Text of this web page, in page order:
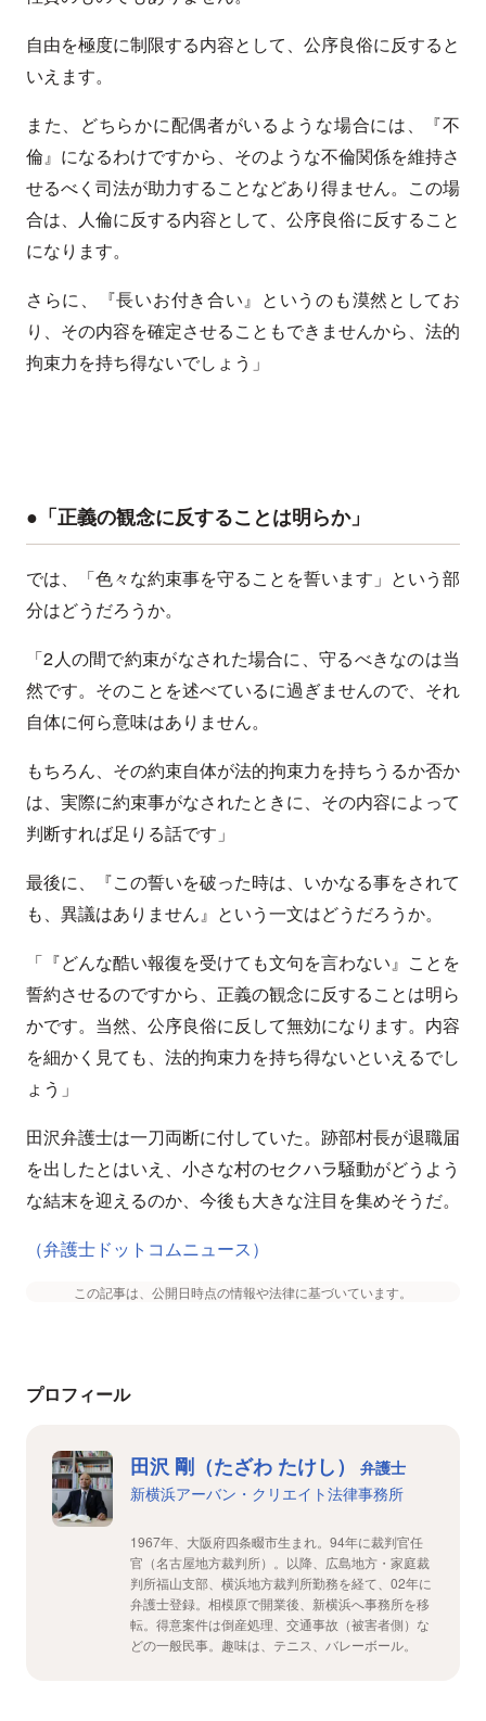
自由を極度に制限する内容として、公序良俗に反すると
いえます。
また、どちらかに配偶者がいるような場合には、『不
倫』になるわけですから、そのような不倫関係を維持さ
せるべく司法が助力することなどあり得ません。この場
合は、人倫に反する内容として、公序良俗に反すること
になります。
さらに、『長いお付き合い』というのも漠然としてお
り、その内容を確定させることもできませんから、法的
拘束力を持ち得ないでしょう」
●「正義の観念に反することは明らか」
では、「色々な約束事を守ることを誓います」という部
分はどうだろうか。
「2人の間で約束がなされた場合に、守るべきなのは当
然です。そのことを述べているに過ぎませんので、それ
自体に何ら意味はありません。
もちろん、その約束自体が法的拘束力を持ちうるか否か
は、実際に約束事がなされたときに、その内容によって
判断すれば足りる話です」
最後に、『この誓いを破った時は、いかなる事をされて
も、異議はありません』という一文はどうだろうか。
「『どんな酷い報復を受けても文句を言わない』ことを
誓約させるのですから、正義の観念に反することは明ら
かです。当然、公序良俗に反して無効になります。内容
を細かく見ても、法的拘束力を持ち得ないといえるでし
ょう」
田沢弁護士は一刀両断に付していた。跡部村長が退職届
を出したとはいえ、小さな村のセクハラ騒動がどうよう
な結末を迎えるのか、今後も大きな注目を集めそうだ。
（弁護士ドットコムニュース）
この記事は、公開日時点の情報や法律に基づいています。
プロフィール
田沢 剛（たざわ たけし）
弁護士
新横浜アーバン・クリエイト法律事務所
1967年、大阪府四条畷市生まれ。94年に裁判官任
官（名古屋地方裁判所）。以降、広島地方・家庭裁
判所福山支部、横浜地方裁判所勤務を経て、02年に
弁護士登録。相模原で開業後、新横浜へ事務所を移
転。得意案件は倒産処理、交通事故（被害者側）な
どの一般民事。趣味は、テニス、バレーボール。